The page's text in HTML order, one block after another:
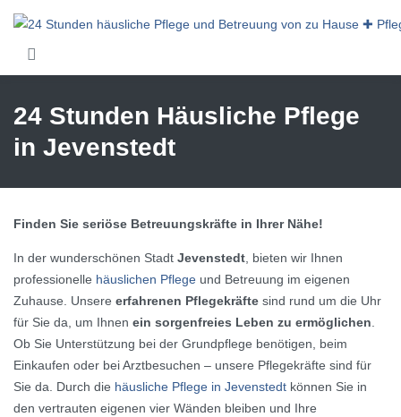
24 Stunden Häusliche Pflege
in Jevenstedt
Finden Sie seriöse Betreuungskräfte in Ihrer Nähe!
In der wunderschönen Stadt Jevenstedt, bieten wir Ihnen
professionelle häuslichen Pflege und Betreuung im eigenen
Zuhause. Unsere erfahrenen Pflegekräfte sind rund um die Uhr
für Sie da, um Ihnen ein sorgenfreies Leben zu ermöglichen.
Ob Sie Unterstützung bei der Grundpflege benötigen, beim
Einkaufen oder bei Arztbesuchen – unsere Pflegekräfte sind für
Sie da. Durch die häusliche Pflege in Jevenstedt können Sie in
den vertrauten eigenen vier Wänden bleiben und Ihre